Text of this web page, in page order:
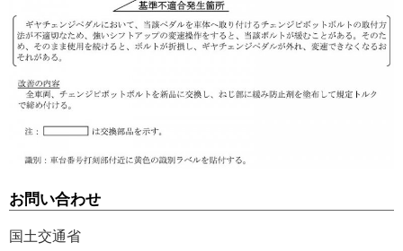
お問い合わせ
国土交通省